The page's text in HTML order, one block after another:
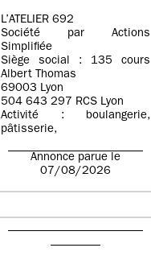
L’ATELIER 692
Société par Actions
Simplifiée
Siège social : 135 cours
Albert Thomas
69003 Lyon
504 643 297 RCS Lyon
Activité : boulangerie,
pâtisserie,
Annonce parue le
07/08/2026